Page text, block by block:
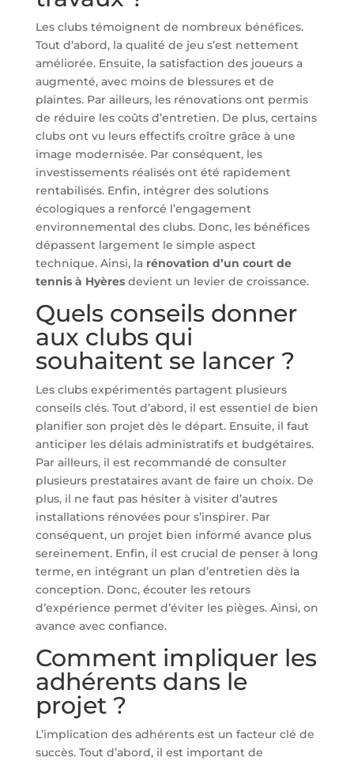
Les clubs témoignent de nombreux bénéfices.
Tout d’abord, la qualité de jeu s’est nettement
améliorée. Ensuite, la satisfaction des joueurs a
augmenté, avec moins de blessures et de
plaintes. Par ailleurs, les rénovations ont permis
de réduire les coûts d’entretien. De plus, certains
clubs ont vu leurs effectifs croître grâce à une
image modernisée. Par conséquent, les
investissements réalisés ont été rapidement
rentabilisés. Enfin, intégrer des solutions
écologiques a renforcé l’engagement
environnemental des clubs. Donc, les bénéfices
dépassent largement le simple aspect
technique. Ainsi, la rénovation d’un court de
tennis à Hyèresdevient un levier de croissance.
Quels conseils donner
aux clubs qui
souhaitent se lancer ?
Les clubs expérimentés partagent plusieurs
conseils clés. Tout d’abord, il est essentiel de bien
planifier son projet dès le départ. Ensuite, il faut
anticiper les délais administratifs et budgétaires.
Par ailleurs, il est recommandé de consulter
plusieurs prestataires avant de faire un choix. De
plus, il ne faut pas hésiter à visiter d’autres
installations rénovées pour s’inspirer. Par
conséquent, un projet bien informé avance plus
sereinement. Enfin, il est crucial de penser à long
terme, en intégrant un plan d’entretien dès la
conception. Donc, écouter les retours
d’expérience permet d’éviter les pièges. Ainsi, on
avance avec confiance.
Comment impliquer les
adhérents dans le
projet ?
L’implication des adhérents est un facteur clé de
succès. Tout d’abord, il est important de